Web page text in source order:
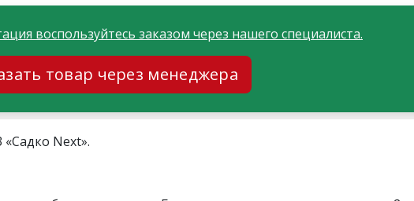
воспользуйтесь заказом через нашего специалиста.
товар через менеджера
Next».